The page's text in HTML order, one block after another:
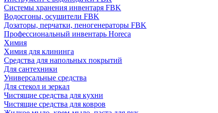
Системы хранения инвентаря FBK
Водосгоны, осушители FBK
Дозаторы, перчатки, пеногенераторы FBK
Профессиональный инвентарь Horeca
Химия
Химия для клининга
Средства для напольных покрытий
Для сантехники
Универсальные средства
Для стекол и зеркал
Чистящие средства для кухни
Чистящие средства для ковров